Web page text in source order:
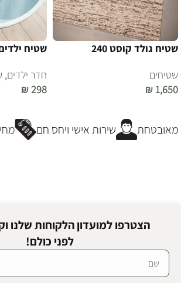
שטיח גולד קוסט 240
שטיחים
₪ 1,650
שטיח
חדר ילדים,
₪298
שירות אישי ויחס חם
הצטרפו למועדון הלקוחות שלנו
לפני כולם!